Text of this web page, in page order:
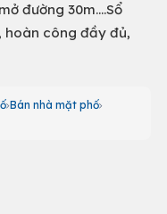
đường 30m....Sổ
hoàn công đầy đủ,
Bán nhà mặt phố